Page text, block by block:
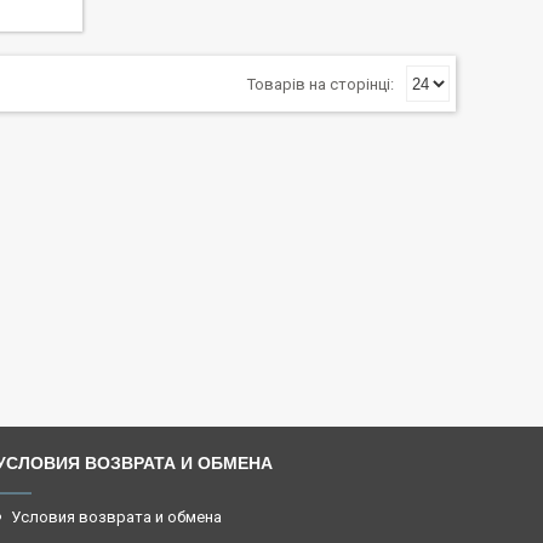
ВОЗВРАТА И ОБМЕНА
Условия возврата и обмена